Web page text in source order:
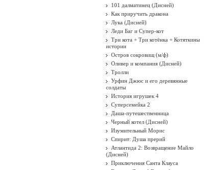
101 далматинец (Дисней)
Как приручить дракона
Лука (Дисней)
Леди Баг и Супер-кот
Три кота + Три котёнка + Котяткины
истории
Остров сокровищ (м/ф)
Оливер и компания (Дисней)
Тролли
Урфин Джюс и его деревянные
солдаты
История игрушек 4
Суперсемейка 2
Даша-путешественница
Черный котел (Дисней)
Изумительный Морис
Спирит: Душа прерий
Атлантида 2: Возвращение Майло
(Дисней)
Приключения Санта Клауса